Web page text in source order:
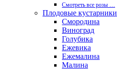
Смотреть все розы …
Плодовые кустарники
Смородина
Виноград
Голубика
Ежевика
Ежемалина
Малина